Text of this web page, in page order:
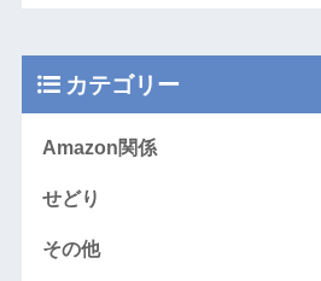
カテゴリー
Amazon関係
せどり
その他